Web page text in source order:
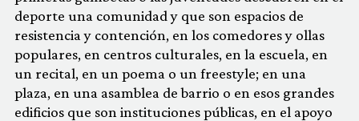
deporte una comunidad y que son espacios de
resistencia y contención, en los comedores y ollas
populares, en centros culturales, en la escuela, en
un recital, en un poema o un freestyle; en una
plaza, en una asamblea de barrio o en esos grandes
edificios que son instituciones públicas, en el apoyo